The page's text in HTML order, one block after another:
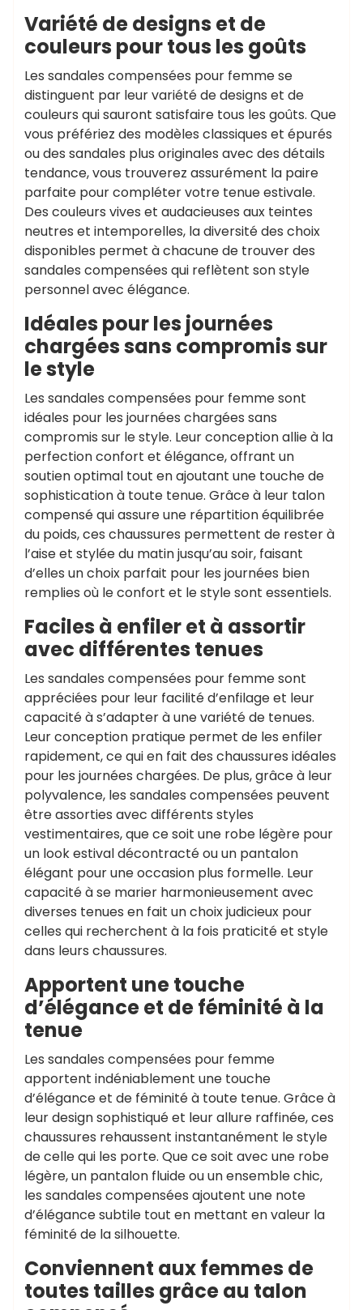
Variété de designs et de
couleurs pour tous les goûts
Les sandales compensées pour femme se
distinguent par leur variété de designs et de
couleurs qui sauront satisfaire tous les goûts. Que
vous préfériez des modèles classiques et épurés
ou des sandales plus originales avec des détails
tendance, vous trouverez assurément la paire
parfaite pour compléter votre tenue estivale.
Des couleurs vives et audacieuses aux teintes
neutres et intemporelles, la diversité des choix
disponibles permet à chacune de trouver des
sandales compensées qui reflètent son style
personnel avec élégance.
Idéales pour les journées
chargées sans compromis sur
le style
Les sandales compensées pour femme sont
idéales pour les journées chargées sans
compromis sur le style. Leur conception allie à la
perfection confort et élégance, offrant un
soutien optimal tout en ajoutant une touche de
sophistication à toute tenue. Grâce à leur talon
compensé qui assure une répartition équilibrée
du poids, ces chaussures permettent de rester à
l’aise et stylée du matin jusqu’au soir, faisant
d’elles un choix parfait pour les journées bien
remplies où le confort et le style sont essentiels.
Faciles à enfiler et à assortir
avec différentes tenues
Les sandales compensées pour femme sont
appréciées pour leur facilité d’enfilage et leur
capacité à s’adapter à une variété de tenues.
Leur conception pratique permet de les enfiler
rapidement, ce qui en fait des chaussures idéales
pour les journées chargées. De plus, grâce à leur
polyvalence, les sandales compensées peuvent
être assorties avec différents styles
vestimentaires, que ce soit une robe légère pour
un look estival décontracté ou un pantalon
élégant pour une occasion plus formelle. Leur
capacité à se marier harmonieusement avec
diverses tenues en fait un choix judicieux pour
celles qui recherchent à la fois praticité et style
dans leurs chaussures.
Apportent une touche
d’élégance et de féminité à la
tenue
Les sandales compensées pour femme
apportent indéniablement une touche
d’élégance et de féminité à toute tenue. Grâce à
leur design sophistiqué et leur allure raffinée, ces
chaussures rehaussent instantanément le style
de celle qui les porte. Que ce soit avec une robe
légère, un pantalon fluide ou un ensemble chic,
les sandales compensées ajoutent une note
d’élégance subtile tout en mettant en valeur la
féminité de la silhouette.
Conviennent aux femmes de
toutes tailles grâce au talon